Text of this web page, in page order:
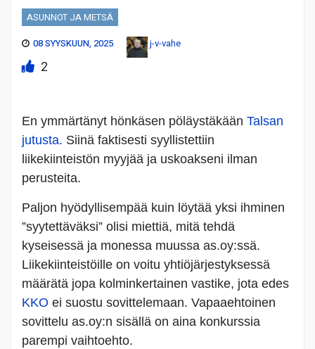
ASUNNOT JA METSÄ
08 SYYSKUUN, 2025
j-v-vahe
2
En ymmärtänyt hönkäsen pöläystäkään Talsan
jutusta. Siinä faktisesti syyllistettiin
liikekiinteistön myyjää ja uskoakseni ilman
perusteita.
Paljon hyödyllisempää kuin löytää yksi ihminen
”syytettäväksi” olisi miettiä, mitä tehdä
kyseisessä ja monessa muussa as.oy:ssä.
Liikekiinteistöille on voitu yhtiöjärjestyksessä
määrätä jopa kolminkertainen vastike, jota edes
KKO ei suostu sovittelemaan. Vapaaehtoinen
sovittelu as.oy:n sisällä on aina konkurssia
parempi vaihtoehto.